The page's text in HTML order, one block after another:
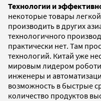
Технологии и
некоторые товары
производить в других
технологичного
практически нет. Там
технологий. Китай уже
мировым лидером
инженеры и
возможность в быстрые
количество продуктов